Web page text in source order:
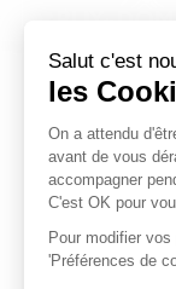
Salut c'est
les
On a attendu
avant de vous
accompagner
C'est OK pour
Pour modifier
'Préférences de